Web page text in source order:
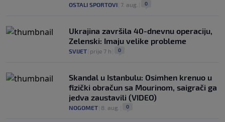
OSTALI SPORTOVI 7. aug. 0
Ukrajina završila 40-dnevnu operaciju,
Zelenski: Imaju velike probleme
SVIJET prije 7 h 0
Skandal u Istanbulu: Osimhen krenuo u
fizički obračun sa Mourinom, saigrači ga
jedva zaustavili (VIDEO)
NOGOMET 8. aug. 0